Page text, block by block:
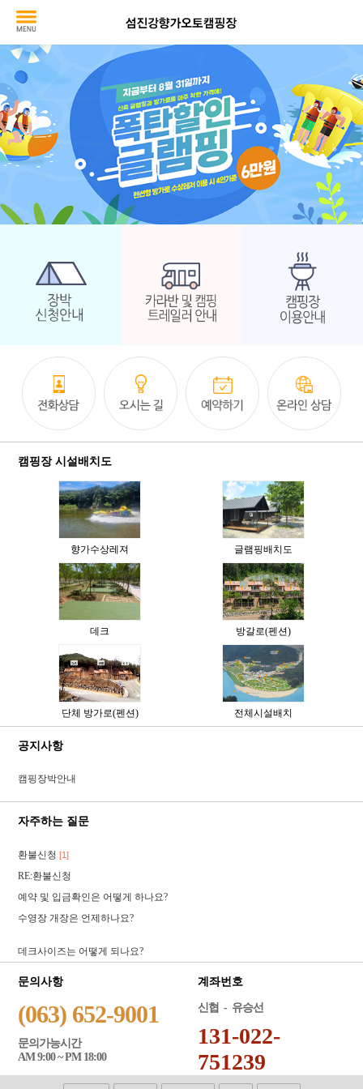
캠핑장 시설배치도
향가수상레져 글램핑배치도
데크 방갈로(펜션)
단체 방가로(펜션) 전체시설배치
공지사항
캠핑장박안내
자주하는 질문
환불신청 [1]
RE:환불신청
예약 및 입금확인은 어떻게 하나요?
수영장 개장은 언제하나요?
데크사이즈는 어떻게 되나요?
문의사항
(063) 652-9001
문의가능시간
AM 9:00 ~ PM 18:00
계좌번호
신협 - 유승선
131-022-
751239